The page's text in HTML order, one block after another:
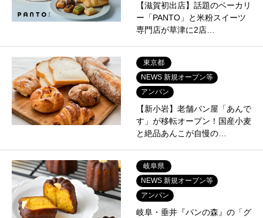
【滋賀初出店】話題のベーカリ
ー「PANTO」と米粉スイーツ
専門店が草津に2店…
東京都
NEWS 新規オープン等
アンパン
【新小岩】老舗パン屋「あんで
す」が移転オープン！国産小麦
と絶品あんこが自慢の…
岐阜県
NEWS 新規オープン等
アンパン
岐阜・垂井『パンの森』の「グ